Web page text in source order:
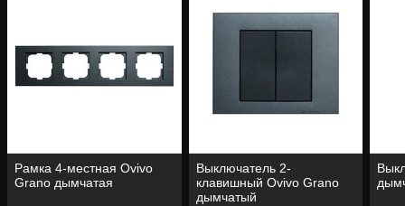
Рамка 4-местная Ovivo
Grano дымчатая
Выключатель 2-
клавишный Ovivo Grano
дымчатый